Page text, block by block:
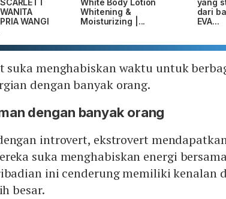
WANGI
White Body Lotion
Whitening &
Moisturizing |...
yang
dari
EVA...
suka menghabiskan waktu untuk
dengan banyak orang.
dengan banyak orang
introvert, ekstrovert
suka menghabiskan energi
ini cenderung memiliki kenalan
besar.